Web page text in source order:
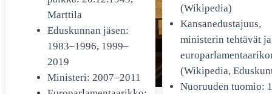
Marttila
Eduskunnan jäsen:
1983–1996, 1999–
2019
Ministeri: 2007–2011
(Wikipedia)
Kansanedustajuus,
ministerin tehtävät ja
(Wikipedia,
Nuoruuden tuomio: